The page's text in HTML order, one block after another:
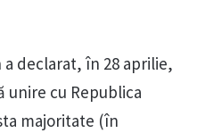
declarat, în 28 aprilie,
cu Republica
majoritate (în